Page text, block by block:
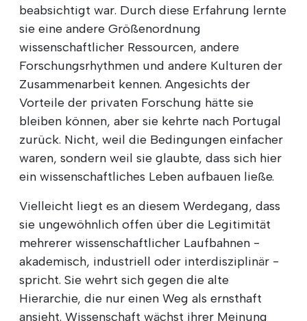
beabsichtigt war. Durch diese Erfahrung lernte
sie eine andere Größenordnung
wissenschaftlicher Ressourcen, andere
Forschungsrhythmen und andere Kulturen der
Zusammenarbeit kennen. Angesichts der
Vorteile der privaten Forschung hätte sie
bleiben können, aber sie kehrte nach Portugal
zurück. Nicht, weil die Bedingungen einfacher
waren, sondern weil sie glaubte, dass sich hier
ein wissenschaftliches Leben aufbauen ließe.
Vielleicht liegt es an diesem Werdegang, dass
sie ungewöhnlich offen über die Legitimität
mehrerer wissenschaftlicher Laufbahnen -
akademisch, industriell oder interdisziplinär -
spricht. Sie wehrt sich gegen die alte
Hierarchie, die nur einen Weg als ernsthaft
ansieht. Wissenschaft wächst ihrer Meinung